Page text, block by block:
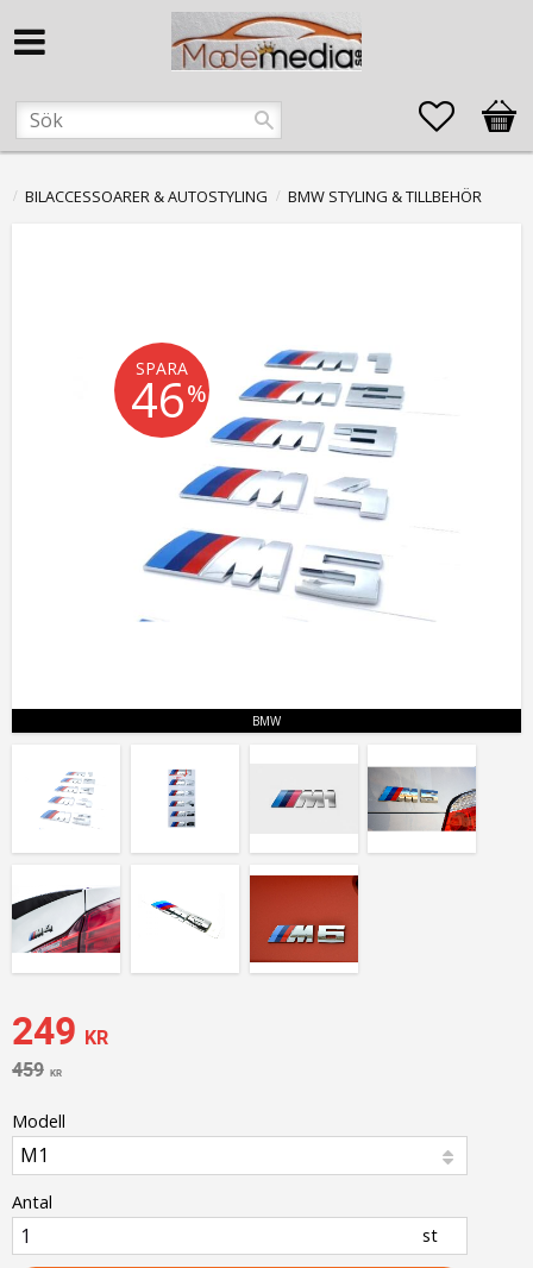
Favoriter
BILACCESSOARER & AUTOSTYLING BMW STYLING & TILLBEHÖR
BMW
SPARA
46%
Nedsatt pris:
249 KR
Ordinarie pris:
459 KR
Modell
Antal
st